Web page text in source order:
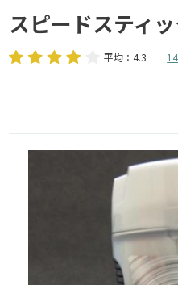
スピードスティッ
平均：4.3